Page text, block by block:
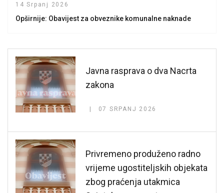
14 Srpanj 2026
Opširnije: Obavijest za obveznike komunalne naknade
Javna rasprava o dva Nacrta
zakona
07 SRPANJ 2026
Privremeno produženo radno
vrijeme ugostiteljskih objekata
zbog praćenja utakmica